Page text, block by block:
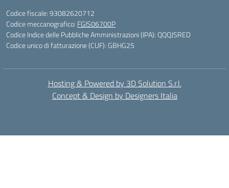
Codice fiscale: 93082620712
Codice meccanografico: FGIS06700P
Codice Indice delle Pubbliche Amministrazioni (IPA): QQQJSRED
Codice unico di fatturazione (CUF): GBHG25
Hosting & Powered by 3D Solution S.r.l.
Concept & Design by Designers Italia